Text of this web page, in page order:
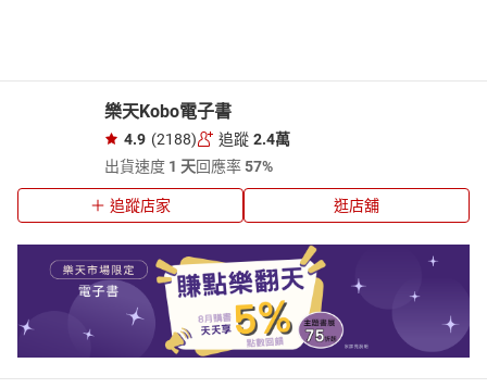
樂天Kobo電子書
4.9 (2188) 追蹤 2.4萬
出貨速度 1 天回應率57%
追蹤店家 逛店舖